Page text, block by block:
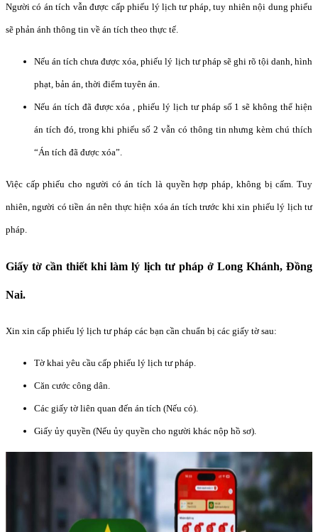
Người có án tích vẫn được cấp phiếu lý lịch tư pháp, tuy nhiên nội dung phiếu
sẽ phản ánh thông tin về án tích theo thực tế.
Nếu án tích chưa được xóa, phiếu lý lịch tư pháp sẽ ghi rõ tội danh, hình
phạt, bản án, thời điểm tuyên án.
Nếu án tích đã được xóa , phiếu lý lịch tư pháp số 1 sẽ không thể hiện
án tích đó, trong khi phiếu số 2 vẫn có thông tin nhưng kèm chú thích
“Án tích đã được xóa”.
Việc cấp phiếu cho người có án tích là quyền hợp pháp, không bị cấm. Tuy
nhiên, người có tiền án nên thực hiện xóa án tích trước khi xin phiếu lý lịch tư
pháp.
Giấy tờ cần thiết khi làm lý lịch tư pháp ở Long Khánh, Đồng
Nai.
Xin xin cấp phiếu lý lịch tư pháp các bạn cần chuẩn bị các giấy tờ sau:
Tờ khai yêu cầu cấp phiếu lý lịch tư pháp.
Căn cước công dân.
Các giấy tờ liên quan đến án tích (Nếu có).
Giấy ủy quyền (Nếu ủy quyền cho người khác nộp hồ sơ).